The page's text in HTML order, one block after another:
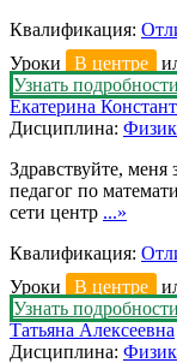
Квалификация:
Уроки
В центре
Узнать подробности
Екатерина
Дисциплина:
Здравствуйте,
педагог по
сети центр ...»
Квалификация:
Уроки
В центре
Узнать подробности
Татьяна Алексеевна
Дисциплина: